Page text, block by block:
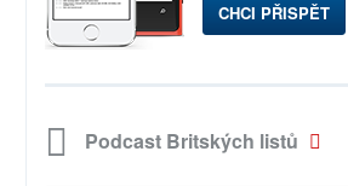
CHCI PŘISPĚT
Podcast Britských listů